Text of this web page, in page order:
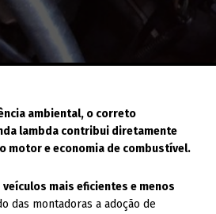
ambiental, o correto
lambda contribui diretamente
motor e economia de combustível.
veículos mais eficientes e menos
das montadoras a adoção de